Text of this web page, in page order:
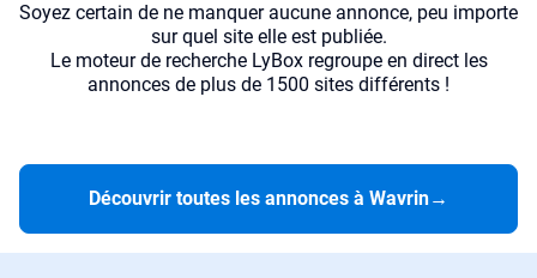
Soyez certain de ne manquer aucune annonce, peu importe
sur quel site elle est publiée.
Le moteur de recherche LyBox regroupe en direct les
annonces de plus de 1500 sites différents !
Découvrir toutes les annonces à Wavrin→